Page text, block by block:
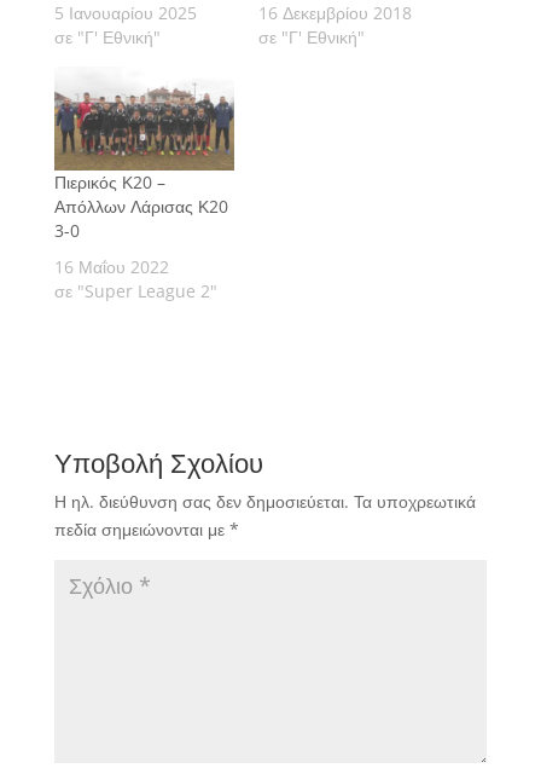
5 Ιανουαρίου 2025
σε "Γ' Εθνική"
16 Δεκεμβρίου 2018
σε "Γ' Εθνική"
Πιερικός Κ20 –
Απόλλων Λάρισας Κ20
3-0
16 Μαΐου 2022
σε "Super League 2"
Υποβολή Σχολίου
Η ηλ. διεύθυνση σας δεν δημοσιεύεται. Τα υποχρεωτικά
πεδία σημειώνονται με *